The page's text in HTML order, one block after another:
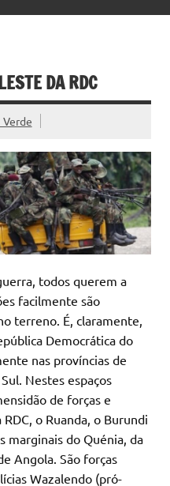
DA RDC
Verde
todos querem a
facilmente são
terreno. É, claramente,
Democrática do
nas províncias de
Nestes espaços
de forças e
o Ruanda, o Burundi
marginais do Quénia, da
Angola. São forças
Wazalendo (pró-